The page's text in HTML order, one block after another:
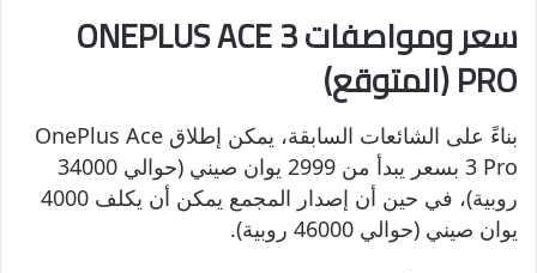
سعر ومواصفات ONEPLUS ACE 3
PRO (المتوقع)
بناءً على الشائعات السابقة، يمكن إطلاق OnePlus Ace
3 Pro بسعر يبدأ من 2999 يوان صيني (حوالي 34000
روبية)، في حين أن إصدار المجمع يمكن أن يكلف 4000
يوان صيني (حوالي 46000 روبية).